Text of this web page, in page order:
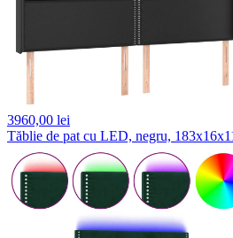
3960,00 lei
Tăblie de pat cu LED, negru,